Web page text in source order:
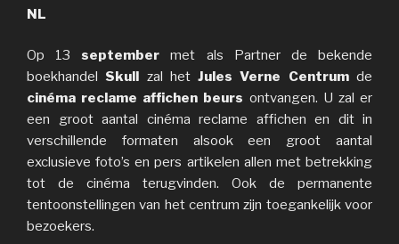
NL
Op 13 september met als Partner de bekende
boekhandel Skull zal hetJules Verne Centrumde
cinéma reclame affichen beurs ontvangen. U zal er
een groot aantal cinéma reclame affichen en dit in
verschillende formaten alsook een groot aantal
exclusieve foto’s en pers artikelen allen met betrekking
tot de cinéma terugvinden. Ook de permanente
tentoonstellingen van het centrum zijn toegankelijk voor
bezoekers.